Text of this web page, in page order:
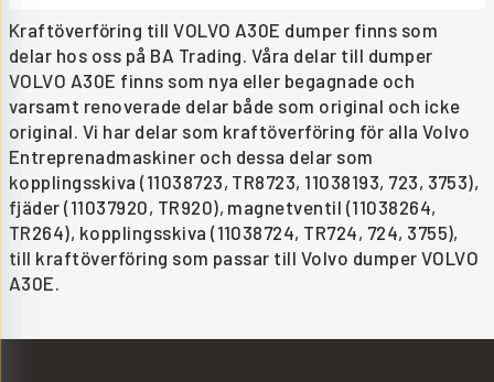
Kraftöverföring till VOLVO A30E dumper finns som
delar hos oss på BA Trading. Våra delar till dumper
VOLVO A30E finns som nya eller begagnade och
varsamt renoverade delar både som original och icke
original. Vi har delar som kraftöverföring för alla Volvo
Entreprenadmaskiner och dessa delar som
kopplingsskiva (11038723, TR8723, 11038193, 723, 3753),
fjäder (11037920, TR920), magnetventil (11038264,
TR264), kopplingsskiva (11038724, TR724, 724, 3755),
till kraftöverföring som passar till Volvo dumper VOLVO
A30E.